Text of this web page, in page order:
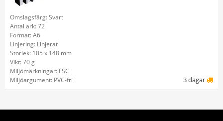
Omslagsfärg: Svart
Antal ark: 72
Format: A6
Linjering: Linjerat
Storlek: 105 x 148 mm
Vikt: 70 g
Miljömärkningar: FSC
Miljöargument: PVC-fri
3 dagar